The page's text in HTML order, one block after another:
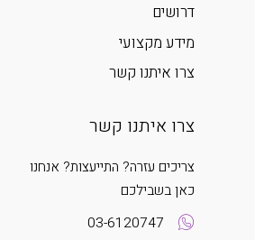
דרושים
מידע מקצועי
צרו איתנו קשר
צרו איתנו קשר
צריכים עזרה? התייעצות? אנחנו
כאן בשבילכם
03-6120747